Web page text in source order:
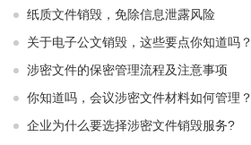
纸质文件销毁，免除信息泄露风险
关于电子公文销毁，这些要点你知道吗？
涉密文件的保密管理流程及注意事项
你知道吗，会议涉密文件材料如何管理？
企业为什么要选择涉密文件销毁服务?